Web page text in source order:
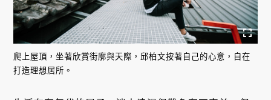
爬上屋頂，坐著欣賞街廓與天際，邱柏文按著自己的心意，自在
打造理想居所。